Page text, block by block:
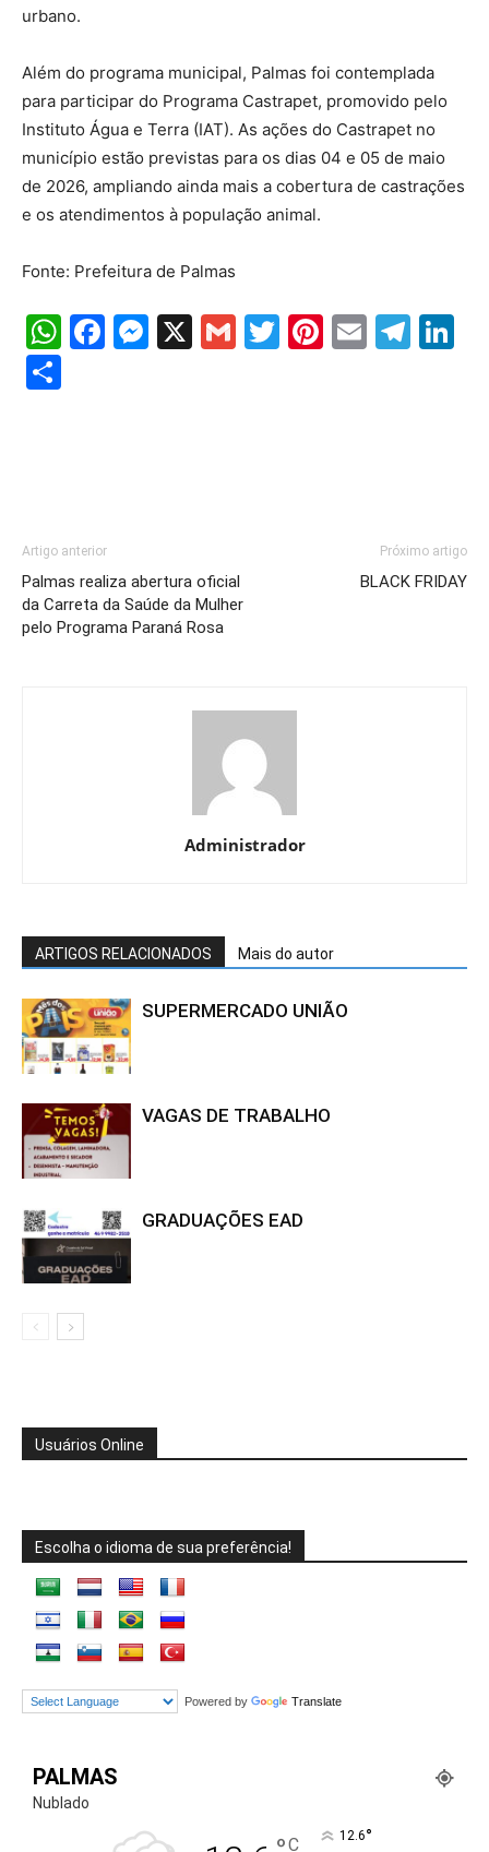
urbano.
Além do programa municipal, Palmas foi contemplada
para participar do Programa Castrapet, promovido pelo
Instituto Água e Terra (IAT). As ações do Castrapet no
município estão previstas para os dias 04 e 05 de maio
de 2026, ampliando ainda mais a cobertura de castrações
e os atendimentos à população animal.
Fonte: Prefeitura de Palmas
WhatsApp
Facebook
Messenger
X GmailTwitter
Pinterest
Email
Artigo anterior
Palmas realiza abertura oficial
da Carreta da Saúde da Mulher
pelo Programa Paraná Rosa
Próximo artigo
BLACK FRIDAY
Administrador
ARTIGOS RELACIONADOS Mais do autor
SUPERMERCADO UNIÃO
VAGAS DE TRABALHO
GRADUAÇÕES EAD
Usuários Online
Escolha o idioma de sua preferência!
Powered by Translate
PALMAS
Nublado
C 12.6°